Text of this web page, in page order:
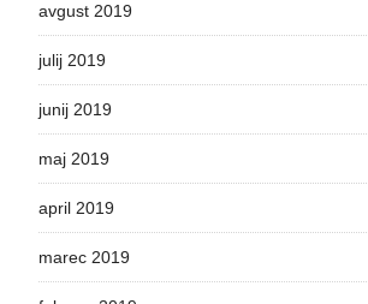
avgust 2019
julij 2019
junij 2019
maj 2019
april 2019
marec 2019